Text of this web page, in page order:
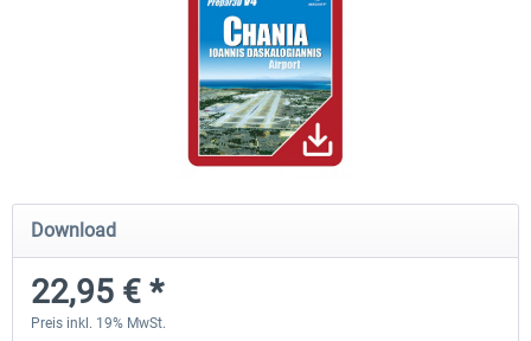
Hamburg-Finkenwerder
11,90 € *
Madeira X Evolution
Download
22,95 € *
Preis inkl. 19% MwSt.